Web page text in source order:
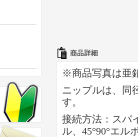
※商品写真は亜
ニップルは、同
す。
接続方法：スパ
ル、45°90°エル